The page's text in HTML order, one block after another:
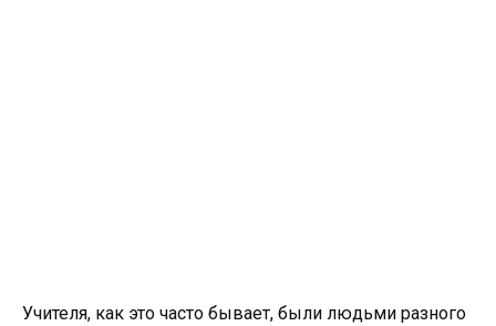
Учителя, как это часто бывает, были людьми разного